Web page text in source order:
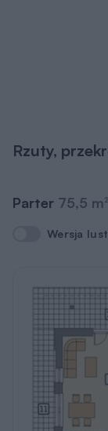
Rzuty,
Parter 75,5 m2
Wersja lustrzana
Wersja